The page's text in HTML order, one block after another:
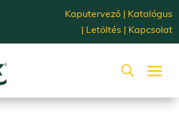
Kaputervező | Katalógus
| Letöltés | Kapcsolat